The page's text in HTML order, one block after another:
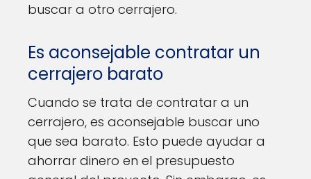
buscar a otro cerrajero.
Es aconsejable contratar un
cerrajero barato
Cuando se trata de contratar a un
cerrajero, es aconsejable buscar uno
que sea barato. Esto puede ayudar a
ahorrar dinero en el presupuesto